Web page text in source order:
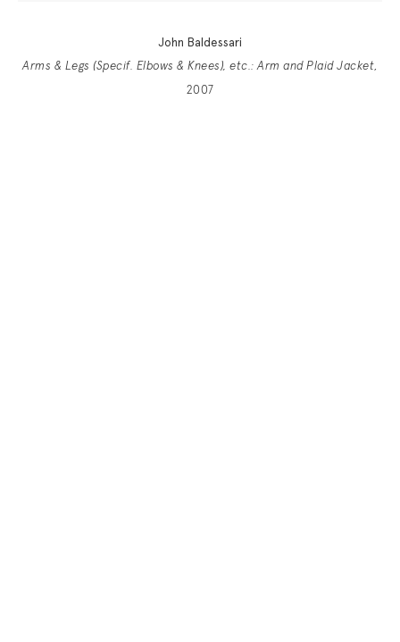
John Baldessari
Arms & Legs (Specif. Elbows & Knees), etc.: Arm and Plaid Jacket,
2007